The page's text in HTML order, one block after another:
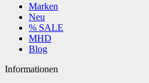
Marken
Neu
% SALE
MHD
Blog
Informationen